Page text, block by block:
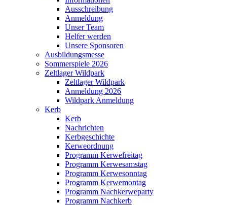
Ausschreibung
Anmeldung
Unser Team
Helfer werden
Unsere Sponsoren
Ausbildungsmesse
Sommerspiele 2026
Zeltlager Wildpark
Zeltlager Wildpark
Anmeldung 2026
Wildpark Anmeldung
Kerb
Kerb
Nachrichten
Kerbgeschichte
Kerweordnung
Programm Kerwefreitag
Programm Kerwesamstag
Programm Kerwesonntag
Programm Kerwemontag
Programm Nachkerweparty
Programm Nachkerb